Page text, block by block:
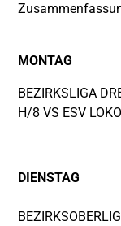
MONTAG
BEZIRKSLIGA
H/8 VS ESV
DIENSTAG